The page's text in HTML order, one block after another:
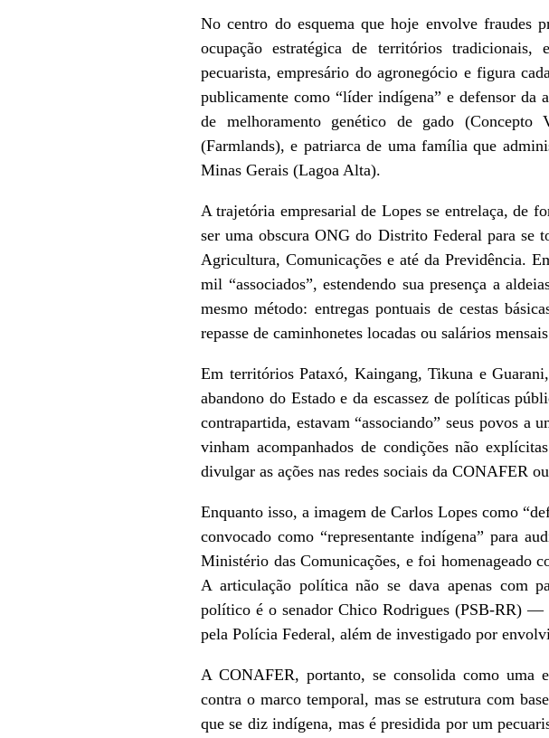
No centro do esquema que hoje envolve fraudes
ocupação estratégica de territórios
pecuarista, empresário do agronegócio e figura
publicamente como “líder indígena” e defensor
de melhoramento genético de gado
(Farmlands), e patriarca de uma família que
Minas Gerais (Lagoa Alta).
A trajetória empresarial de Lopes se entrelaça, de
ser uma obscura ONG do Distrito Federal para se
Agricultura, Comunicações e até da Previdência.
mil “associados”, estendendo sua presença a
mesmo método: entregas pontuais de cestas
repasse de caminhonetes locadas ou salários
Em territórios Pataxó, Kaingang, Tikuna e
abandono do Estado e da escassez de políticas
contrapartida, estavam “associando” seus povos a
vinham acompanhados de condições não
divulgar as ações nas redes sociais da CONAFER
Enquanto isso, a imagem de Carlos Lopes como
convocado como “representante indígena” para
Ministério das Comunicações, e foi homenageado
A articulação política não se dava apenas com
político é o senador Chico Rodrigues (PSB-RR)
pela Polícia Federal, além de investigado por
A CONAFER, portanto, se consolida como uma
contra o marco temporal, mas se estrutura com
que se diz indígena, mas é presidida por um